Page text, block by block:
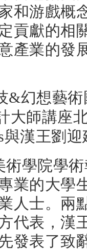
和游戲概
貢獻的相
產業的發
與漢王劉
術學院學
業的大學
人士。兩
代表，漢
發表了致